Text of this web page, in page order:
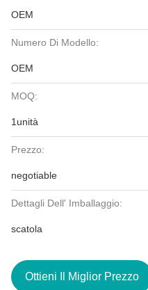
OEM
Numero Di Modello:
OEM
MOQ:
1unità
Prezzo:
negotiable
Dettagli Dell' Imballaggio:
scatola
Ottieni Il Miglior Prezzo